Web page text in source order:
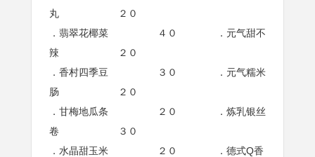
丸 ２０
．翡翠花椰菜 ４０ ．元气甜不
辣 ２０
．香村四季豆 ３０ ．元气糯米
肠 ２０
．甘梅地瓜条 ２０ ．炼乳银丝
卷 ３０
．水晶甜玉米 ２０ ．德式Q香